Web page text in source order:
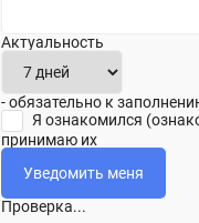
Актуальность
- обязательно к
Я ознакомился
принимаю их
Проверка...